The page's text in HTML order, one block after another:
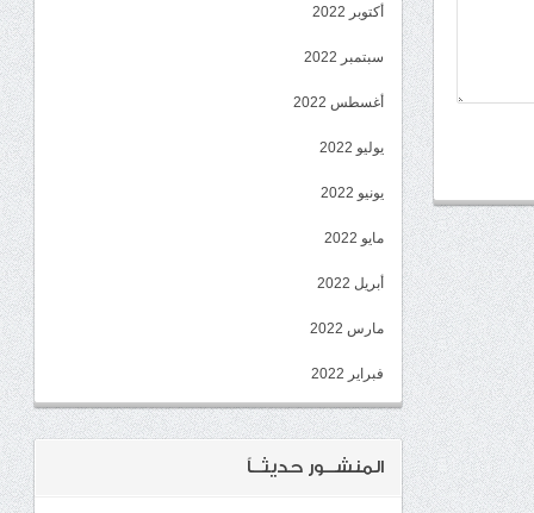
أكتوبر 2022
سبتمبر 2022
أغسطس 2022
يوليو 2022
يونيو 2022
مايو 2022
أبريل 2022
مارس 2022
فبراير 2022
المنشــور حديثــاً